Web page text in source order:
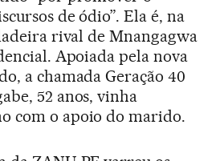
de ódio”. Ela é, na
rival de Mnangagwa
Apoiada pela nova
a chamada Geração 40
52 anos, vinha
com o apoio do marido.